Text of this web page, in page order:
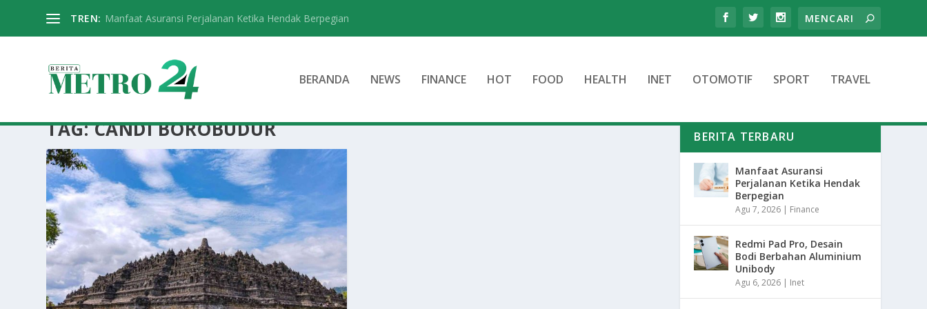
TREN: Manfaat Asuransi Perjalanan Ketika Hendak Berpegian
BERANDA NEWS FINANCE HOT FOOD HEALTH INET OTOMOTIF SPORT TRAVEL
TAG:CANDI BOROBUDUR BERITA TERBARU
Manfaat Asuransi
Perjalanan Ketika Hendak
Berpegian
Agu 7, 2026 | Finance
Redmi Pad Pro, Desain
Bodi Berbahan Aluminium
Unibody
Agu 6, 2026 | Inet